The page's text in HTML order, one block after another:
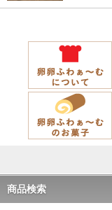
商品検索